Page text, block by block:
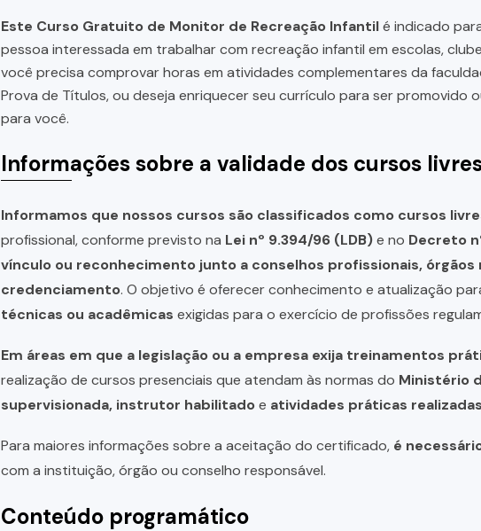
Este Curso Gratuito de Monitor de Recreação Infantilé indicado
pessoa interessada em trabalhar com recreação infantil em escolas,
você precisa comprovar horas em atividades complementares da
Prova de Títulos, ou deseja enriquecer seu currículo para ser
para você.
Informações sobre a validade dos cursos
Informamos que nossos cursos são classificados como cursos
profissional, conforme previsto na Lei nº 9.394/96 (LDB)e no Decreto
vínculo ou reconhecimento junto a conselhos profissionais,
credenciamento. O objetivo é oferecer conhecimento e atualização
técnicas ou acadêmicas exigidas para o exercício de profissões
Em áreas em que a legislação ou a empresa exija treinamentos
realização de cursos presenciais que atendam às normas do Ministério
supervisionada, instrutor habilitadoe atividades práticas
Para maiores informações sobre a aceitação do certificado, é
com a instituição, órgão ou conselho responsável.
Conteúdo programático